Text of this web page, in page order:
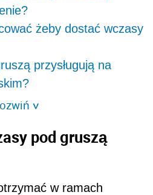
żeby dostać wczasy
przysługują na
>
pod gruszą
w ramach